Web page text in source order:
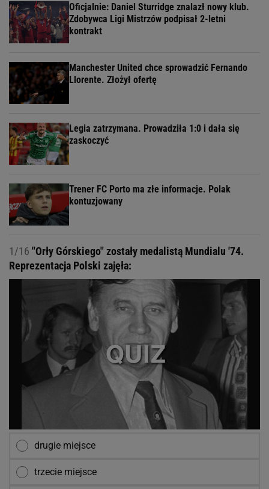
Oficjalnie: Daniel Sturridge znalazł nowy klub.
Zdobywca Ligi Mistrzów podpisał 2-letni
kontrakt
Manchester United chce sprowadzić Fernando
Llorente. Złożył ofertę
Legia zatrzymana. Prowadziła 1:0 i dała się
zaskoczyć
Trener FC Porto ma złe informacje. Polak
kontuzjowany
1/16 "Orły Górskiego" zostały medalistą Mundialu '74.
Reprezentacja Polski zajęła:
drugie miejsce
trzecie miejsce